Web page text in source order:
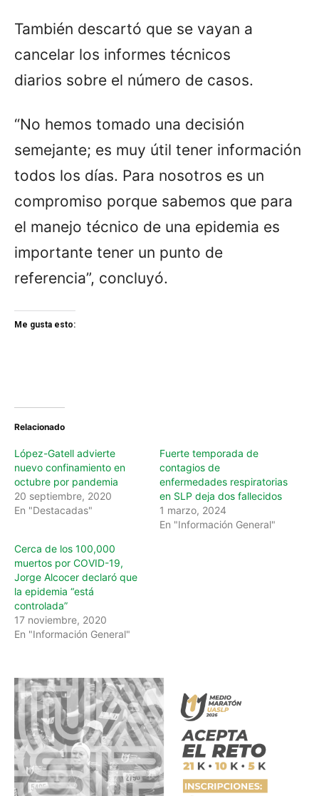
También descartó que se vayan a
cancelar los informes técnicos
diarios sobre el número de casos.
“No hemos tomado una decisión
semejante; es muy útil tener información
todos los días. Para nosotros es un
compromiso porque sabemos que para
el manejo técnico de una epidemia es
importante tener un punto de
referencia”, concluyó.
Me gusta esto:
Relacionado
López-Gatell advierte
nuevo confinamiento en
octubre por pandemia
20 septiembre, 2020
En "Destacadas"
Fuerte temporada de
contagios de
enfermedades respiratorias
en SLP deja dos fallecidos
1 marzo, 2024
En "Información General"
Cerca de los 100,000
muertos por COVID-19,
Jorge Alcocer declaró que
la epidemia “está
controlada”
17 noviembre, 2020
En "Información General"